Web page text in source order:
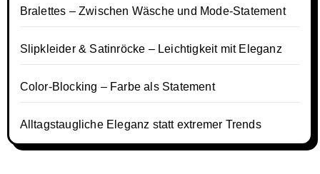
Bralettes – Zwischen Wäsche und Mode-Statement
Slipkleider & Satinröcke – Leichtigkeit mit Eleganz
Color-Blocking – Farbe als Statement
Alltagstaugliche Eleganz statt extremer Trends